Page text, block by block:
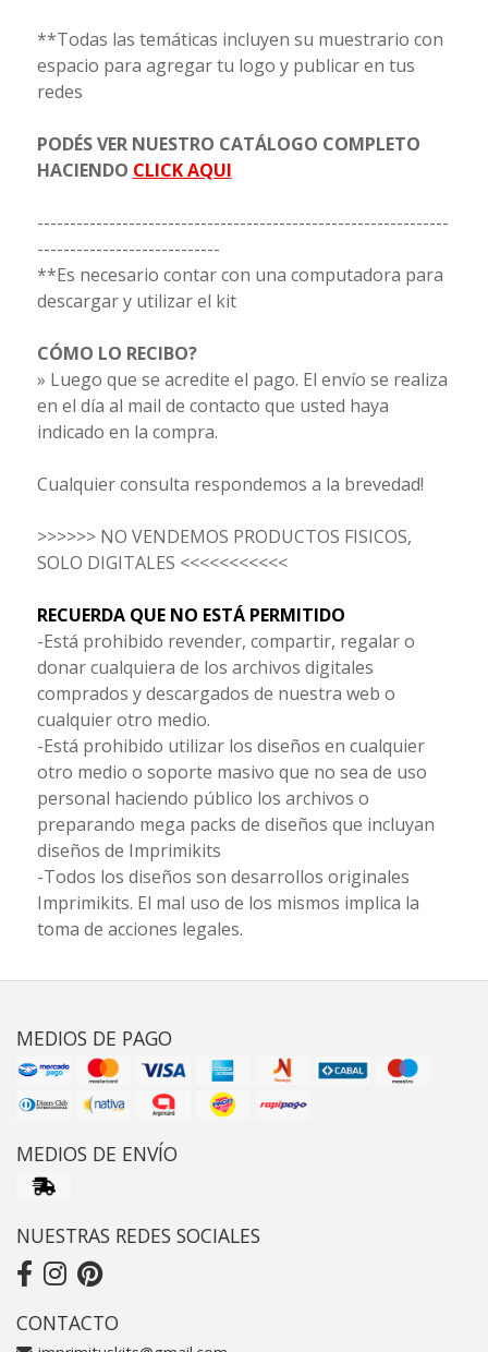
**Todas las temáticas incluyen su muestrario con
espacio para agregar tu logo y publicar en tus
redes
PODÉS VER NUESTRO CATÁLOGO COMPLETO
HACIENDO CLICK AQUI
---------------------------------------------------------------
----------------------------
**Es necesario contar con una computadora para
descargar y utilizar el kit
CÓMO LO RECIBO?
» Luego que se acredite el pago. El envío se realiza
en el día al mail de contacto que usted haya
indicado en la compra.
Cualquier consulta respondemos a la brevedad!
>>>>>> NO VENDEMOS PRODUCTOS FISICOS,
SOLO DIGITALES <<<<<<<<<<<
RECUERDA QUE NO ESTÁ PERMITIDO
-Está prohibido revender, compartir, regalar o
donar cualquiera de los archivos digitales
comprados y descargados de nuestra web o
cualquier otro medio.
-Está prohibido utilizar los diseños en cualquier
otro medio o soporte masivo que no sea de uso
personal haciendo público los archivos o
preparando mega packs de diseños que incluyan
diseños de Imprimikits
-Todos los diseños son desarrollos originales
Imprimikits. El mal uso de los mismos implica la
toma de acciones legales.
MEDIOS DE PAGO
MEDIOS DE ENVÍO
NUESTRAS REDES SOCIALES
CONTACTO